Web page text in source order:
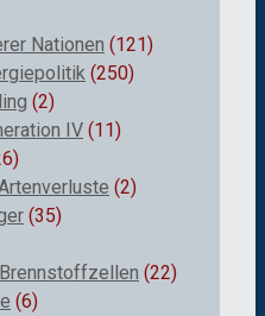
Nationen (121)
(250)
(2)
IV (11)
(2)
(35)
(22)
(6)